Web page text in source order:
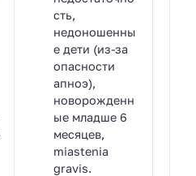
сть,
недоношенны
е дети (из-за
опасности
апноэ),
новорожденн
ые младше 6
месяцев,
miastenia
gravis.